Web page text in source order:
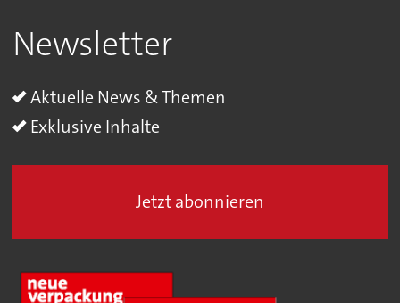
Newsletter
Aktuelle News & Themen
Exklusive Inhalte
Jetzt abonnieren